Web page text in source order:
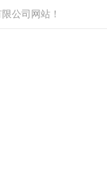
公司网站！